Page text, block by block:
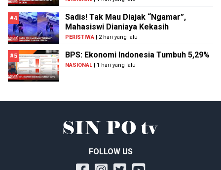
#4
Sadis! Tak Mau Diajak “Ngamar”,
Mahasiswi Dianiaya Kekasih
PERISTIWA | 2 hari yang lalu
#5 BPS: Ekonomi Indonesia Tumbuh 5,29%
NASIONAL | 1 hari yang lalu
FOLLOW US